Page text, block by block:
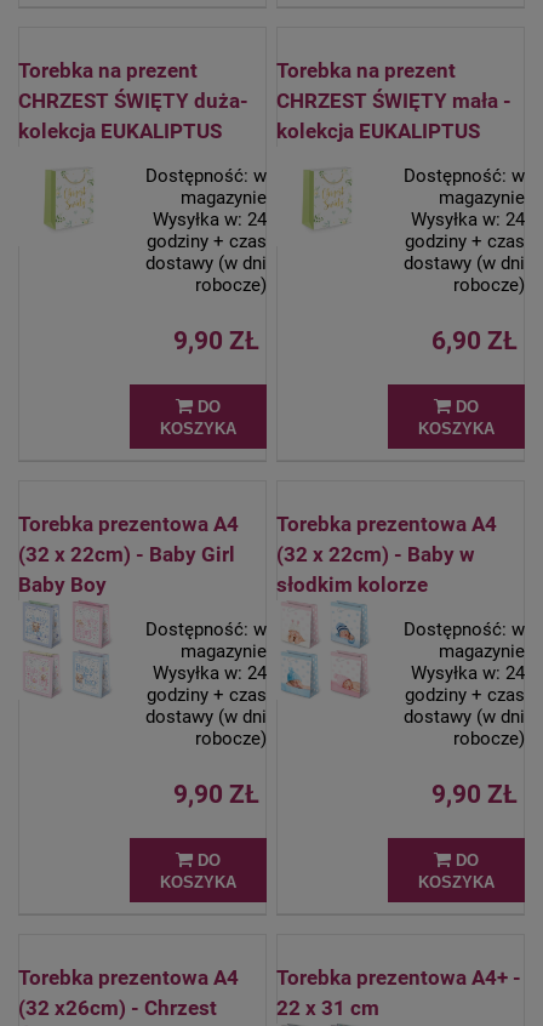
Torebka na prezent
CHRZEST ŚWIĘTY duża-
kolekcja EUKALIPTUS
Dostępność: w
magazynie
Wysyłka w: 24
godziny + czas
dostawy (w dni
robocze)
9,90 ZŁ
DO
KOSZYKA
Torebka na prezent
CHRZEST ŚWIĘTY mała -
kolekcja EUKALIPTUS
Dostępność: w
magazynie
Wysyłka w: 24
godziny + czas
dostawy (w dni
robocze)
6,90 ZŁ
DO
KOSZYKA
Torebka prezentowa A4
(32 x 22cm) - Baby Girl
Baby Boy
Dostępność: w
magazynie
Wysyłka w: 24
godziny + czas
dostawy (w dni
robocze)
9,90 ZŁ
DO
KOSZYKA
Torebka prezentowa A4
(32 x 22cm) - Baby w
słodkim kolorze
Dostępność: w
magazynie
Wysyłka w: 24
godziny + czas
dostawy (w dni
robocze)
9,90 ZŁ
DO
KOSZYKA
Torebka prezentowa A4
(32 x26cm) - Chrzest
Torebka prezentowa A4+ -
22 x 31 cm